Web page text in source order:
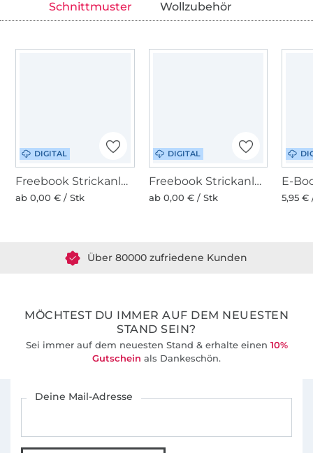
Schnittmuster Wollzubehör
DIGITAL
Freebook Strickanleitung BellaLana Freestyle Schal
ab 0,00 € / Stk
DIGITAL
Freebook Strickanleitung BellaLana Freestyle Strickjacke Gr. M
ab 0,00 € / Stk 5,95 €
MÖCHTEST DU IMMER AUF DEM NEUESTEN
STAND SEIN?
Sei immer auf dem neuesten Stand & erhalte einen 10%
Gutschein als Dankeschön.
Deine Mail-Adresse